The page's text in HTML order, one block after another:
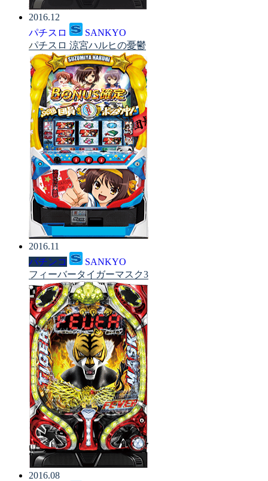
2016.12
パチスロ
SANKYO
パチスロ 涼宮ハルヒの憂鬱
2016.11
パチンコ
SANKYO
フィーバータイガーマスク3
2016.08